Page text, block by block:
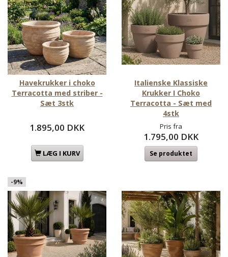
Havekrukker i choko
Terracotta med striber -
Sæt 3stk
1.895,00 DKK
LÆG I KURV
Italienske Klassiske
Krukker I Choko
Terracotta - Sæt med
4stk
Pris fra
1.795,00 DKK
Se produktet
-9%